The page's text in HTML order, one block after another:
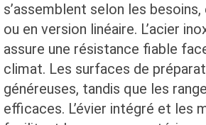
s’assemblent selon les
ou en version linéaire. L’acier
assure une résistance fiable
climat. Les surfaces de
généreuses, tandis que les
efficaces. L’évier intégré et les